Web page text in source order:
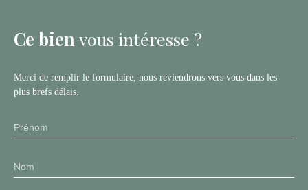
Ce bien vous intéresse ?
Merci de remplir le formulaire, nous reviendrons vers vous dans les
plus brefs délais.
Prénom
Nom